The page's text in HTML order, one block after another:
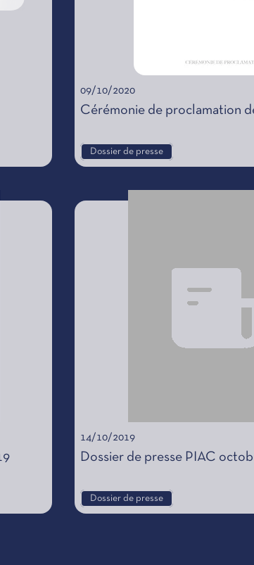
09/10/2020
Cérémonie de proclamation
Dossier de presse
14/10/2019
Dossier de presse PIAC
Dossier de presse